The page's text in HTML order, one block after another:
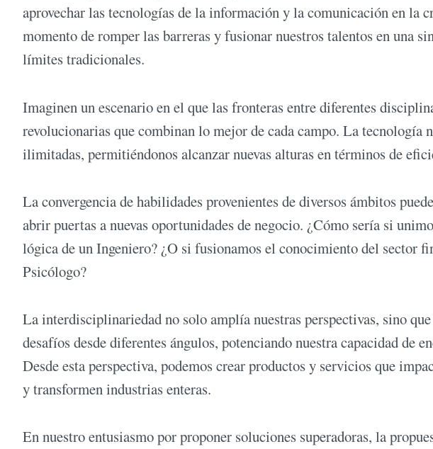
aprovechar las tecnologías de la información y la comunicación en la
momento de romper las barreras y fusionar nuestros talentos en una
límites tradicionales.
Imaginen un escenario en el que las fronteras entre diferentes
revolucionarias que combinan lo mejor de cada campo. La tecnología
ilimitadas, permitiéndonos alcanzar nuevas alturas en términos de
La convergencia de habilidades provenientes de diversos ámbitos
abrir puertas a nuevas oportunidades de negocio. ¿Cómo sería si
lógica de un Ingeniero? ¿O si fusionamos el conocimiento del sector
Psicólogo?
La interdisciplinariedad no solo amplía nuestras perspectivas, sino
desafíos desde diferentes ángulos, potenciando nuestra capacidad de
Desde esta perspectiva, podemos crear productos y servicios que
y transformen industrias enteras.
En nuestro entusiasmo por proponer soluciones superadoras, la